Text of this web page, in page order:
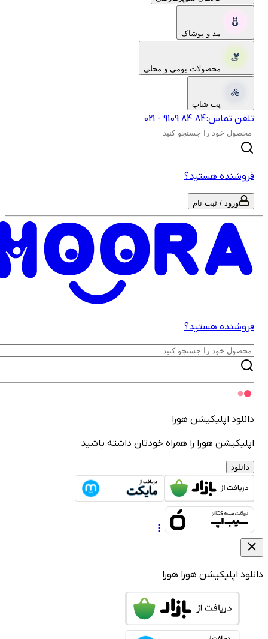
مد و پوشاک
محصولات بومی و محلی
پت شاپ
تماس: 021-‎9109‎ ‎84‎ ‎84‎
هستید؟
ورود / ثبت نام
هستید؟
اپلیکیشن هورا
هورا را همراه خودتان داشته باشید
دانلود
اپلیکیشن هوراهورا